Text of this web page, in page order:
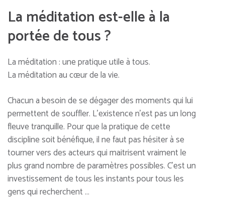
La méditation est-elle à la
portée de tous ?
La méditation : une pratique utile à tous.
La méditation au cœur de la vie.
Chacun a besoin de se dégager des moments qui lui
permettent de souffler. L’existence n’est pas un long
fleuve tranquille. Pour que la pratique de cette
discipline soit bénéfique, il ne faut pas hésiter à se
tourner vers des acteurs qui maitrisent vraiment le
plus grand nombre de paramètres possibles. C’est un
investissement de tous les instants pour tous les
gens qui recherchent …